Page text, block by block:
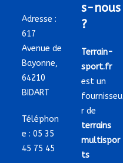
Adresse :
617
Avenue de
Bayonne,
64210
BIDART
Téléphon
e :05 35
45 75 45
s-nous
?
Terrain-
sport.fr
est un
fournisseu
r de
terrains
multispor
ts